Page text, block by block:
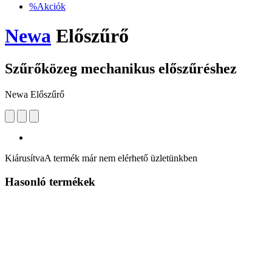
%Akciók
Newa Előszűrő
Szűrőközeg mechanikus előszűréshez
Newa Előszűrő
KiárusítvaA termék már nem elérhető üzletünkben
Hasonló termékek